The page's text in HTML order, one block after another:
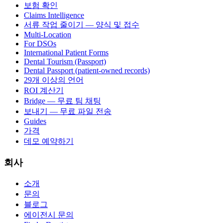
보험 확인
Claims Intelligence
서류 작업 줄이기 — 양식 및 접수
Multi-Location
For DSOs
International Patient Forms
Dental Tourism (Passport)
Dental Passport (patient-owned records)
29개 이상의 언어
ROI 계산기
Bridge — 무료 팀 채팅
보내기 — 무료 파일 전송
Guides
가격
데모 예약하기
회사
소개
문의
블로그
에이전시 문의